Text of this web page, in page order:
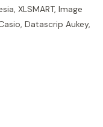
XLSMART, Image
Datascrip Aukey,